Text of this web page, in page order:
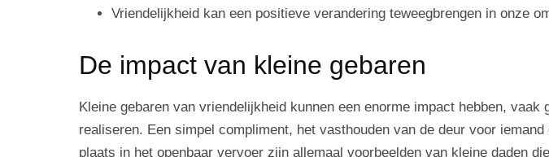
Vriendelijkheid kan een positieve verandering teweegbrengen in onze
De impact van kleine gebaren
Kleine gebaren van vriendelijkheid kunnen een enorme impact hebben, vaak
realiseren. Een simpel compliment, het vasthouden van de deur voor
plaats in het openbaar vervoer zijn allemaal voorbeelden van kleine daden